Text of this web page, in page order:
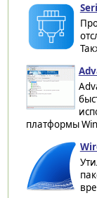
платформы